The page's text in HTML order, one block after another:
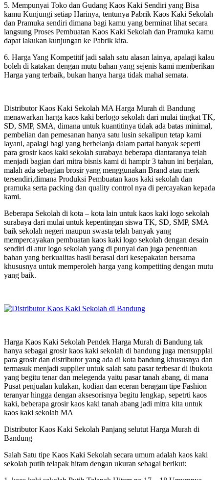
5. Mempunyai Toko dan Gudang Kaos Kaki Sendiri yang Bisa
kamu Kunjungi setiap Harinya, tentunya Pabrik Kaos Kaki Sekolah
dan Pramuka sendiri dimana bagi kamu yang berminat lihat secara
langsung Proses Pembuatan Kaos Kaki Sekolah dan Pramuka kamu
dapat lakukan kunjungan ke Pabrik kita.
6. Harga Yang Kompetitif jadi salah satu alasan lainya, apalagi kalau
boleh di katakan dengan mutu bahan yang sejenis kami memberikan
Harga yang terbaik, bukan hanya harga tidak mahal semata.
Distributor Kaos Kaki Sekolah MA Harga Murah di Bandung
menawarkan harga kaos kaki berlogo sekolah dari mulai tingkat TK,
SD, SMP, SMA, dimana untuk kuantitinya tidak ada batas minimal,
pembelian dan pemesanan hanya satu lusin sekalipun tetap kami
layani, apalagi bagi yang berbelanja dalam partai banyak seperti
para grosir kaos kaki sekolah surabaya beberapa diantaranya telah
menjadi bagian dari mitra bisnis kami di hampir 3 tahun ini berjalan,
malah ada sebagian brosir yang menggunakan Brand atau merk
tersendiri,dimana Produksi Pembuatan kaos kaki sekolah dan
pramuka serta packing dan quality control nya di percayakan kepada
kami.
Beberapa Sekolah di kota – kota lain untuk kaos kaki logo sekolah
surabaya dari mulai untuk kepentingan siswa TK, SD, SMP, SMA
baik sekolah negeri maupun swasta telah banyak yang
mempercayakan pembuatan kaos kaki logo sekolah dengan desain
sendiri di atur logo sekolah yang di punyai dan juga penentuan
bahan yang berkualitas hasil berasal dari kesepakatan bersama
khususnya untuk memperoleh harga yang kompetiting dengan mutu
yang baik.
Harga Kaos Kaki Sekolah Pendek Harga Murah di Bandung tak
hanya sebagai grosir kaos kaki sekolah di bandung juga mensupplai
para grosir dan distributor yang ada di kota bandung khususnya dan
termasuk menjadi supplier untuk salah satu pasar terbesar di ibukota
yang begitu tenar dan melegenda yaitu pasar tanah abang, di mana
Pusat penjualan kulakan, kodian dan eceran beragam tipe Fashion
teranyar hingga dengan aksesorisnya begitu lengkap, sepetrti kaos
kaki, beberapa grosir kaos kaki tanah abang jadi mitra kita untuk
kaos kaki sekolah MA
Distributor Kaos Kaki Sekolah Panjang selutut Harga Murah di
Bandung
Salah Satu tipe Kaos Kaki Sekolah secara umum adalah kaos kaki
sekolah putih telapak hitam dengan ukuran sebagai berikut: